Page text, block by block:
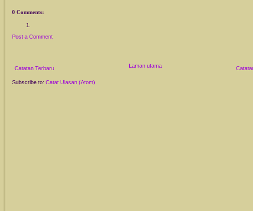
0 Comments:
Post a Comment
Catatan Terbaru Laman utama
Subscribe to: Catat Ulasan (Atom)